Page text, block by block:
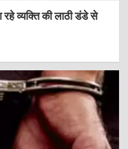
रहे व्यक्ति की लाठी डंडे से